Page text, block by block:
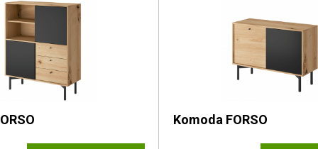
Komoda FORSO